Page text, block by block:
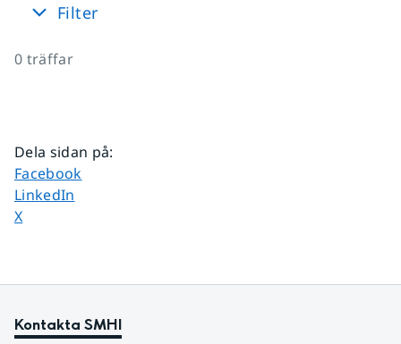
Filter
0 träffar
Dela sidan på:
Dela sidan på
Facebook
Dela sidan på
LinkedIn
Dela sidan på
X
Kontakta SMHI